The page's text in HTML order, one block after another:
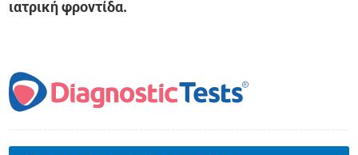
ιατρική φροντίδα.